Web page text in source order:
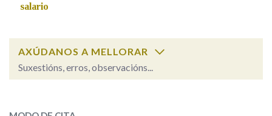
Nas definicións
salario
AXÚDANOS A MELLORAR
Suxestións, erros, observacións...